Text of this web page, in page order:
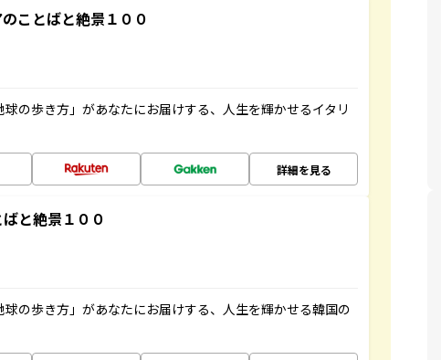
ことばと絶景１００
の歩き方」があなたにお届けする、人生を輝かせるイタリ
詳細を見る
と絶景１００
の歩き方」があなたにお届けする、人生を輝かせる韓国の